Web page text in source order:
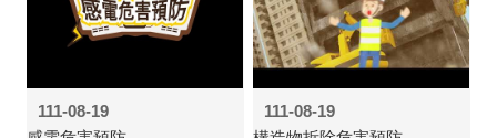
111-08-19
111-08-19